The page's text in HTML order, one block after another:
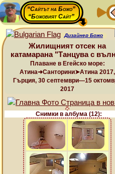
“Сайтът на Божо”
“Божовият Сайт”
Дизайнер Божо
Жилищният отсек на
катамарана "Танцува с
Плаване в Егейско море:
Атина➜Санторини➤Атина 2017,
Гърция, 30 септември—15
2017
Снимки в албума (12):